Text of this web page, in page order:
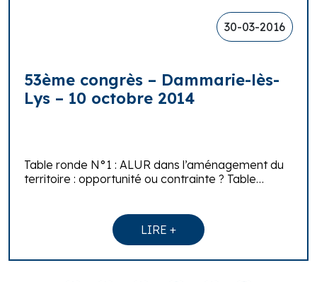
30-03-2016
53ème congrès – Dammarie-lès-
Lys – 10 octobre 2014
Table ronde N°1 : ALUR dans l’aménagement du
territoire : opportunité ou contrainte ? Table…
LIRE +